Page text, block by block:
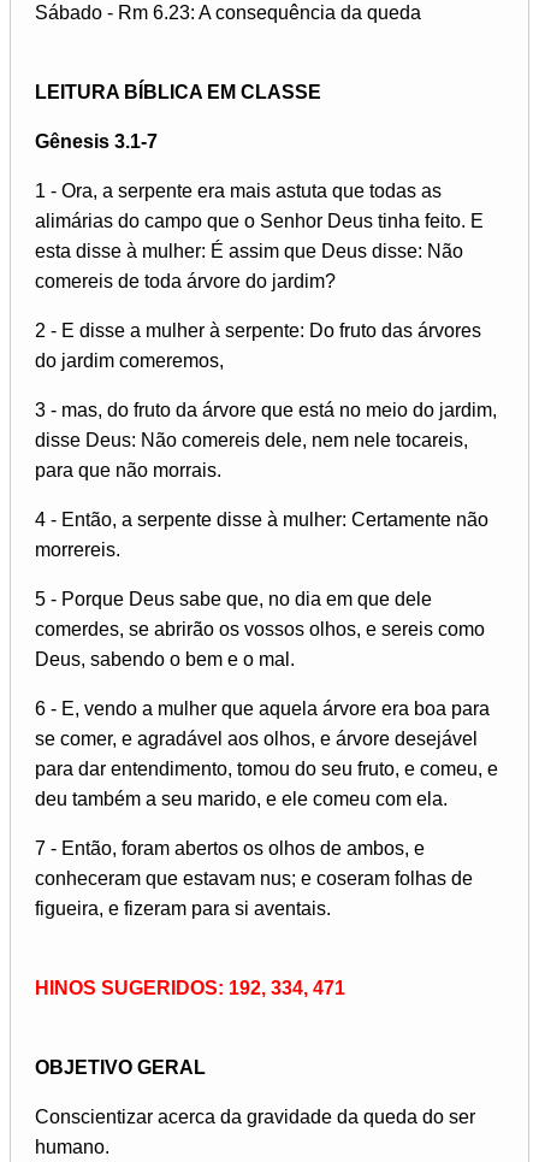
Sábado - Rm 6.23: A consequência da queda
LEITURA BÍBLICA EM CLASSE
Gênesis 3.1-7
1 - Ora, a serpente era mais astuta que todas as
alimárias do campo que o Senhor Deus tinha feito. E
esta disse à mulher: É assim que Deus disse: Não
comereis de toda árvore do jardim?
2 - E disse a mulher à serpente: Do fruto das árvores
do jardim comeremos,
3 - mas, do fruto da árvore que está no meio do jardim,
disse Deus: Não comereis dele, nem nele tocareis,
para que não morrais.
4 - Então, a serpente disse à mulher: Certamente não
morrereis.
5 - Porque Deus sabe que, no dia em que dele
comerdes, se abrirão os vossos olhos, e sereis como
Deus, sabendo o bem e o mal.
6 - E, vendo a mulher que aquela árvore era boa para
se comer, e agradável aos olhos, e árvore desejável
para dar entendimento, tomou do seu fruto, e comeu, e
deu também a seu marido, e ele comeu com ela.
7 - Então, foram abertos os olhos de ambos, e
conheceram que estavam nus; e coseram folhas de
figueira, e fizeram para si aventais.
HINOS SUGERIDOS: 192, 334, 471
OBJETIVO GERAL
Conscientizar acerca da gravidade da queda do ser
humano.